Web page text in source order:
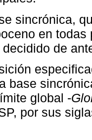
sincrónica,
en
de
base
global -
por sus